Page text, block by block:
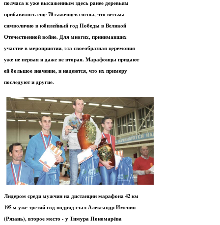
полчаса к уже высаженным здесь ранее деревьям
прибавилось ещё 70 саженцев сосны, что весьма
символично в юбилейный год Победы в Великой
Отечественной войне. Для многих, принимавших
участие в мероприятии, эта своеобразная церемония
уже не первая и даже не вторая. Марафонцы придают
ей большое значение, и надеются, что их примеру
последуют и другие.
Лидером среди мужчин на дистанции марафона 42 км
195 м уже третий год подряд стал Александр Именин
(Рязань), второе место - у Тимура Пономарёва